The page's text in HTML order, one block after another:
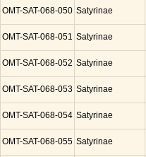
OMT-SAT-068-050 Satyrinae
OMT-SAT-068-051 Satyrinae
OMT-SAT-068-052 Satyrinae
OMT-SAT-068-053 Satyrinae
OMT-SAT-068-054 Satyrinae
OMT-SAT-068-055 Satyrinae